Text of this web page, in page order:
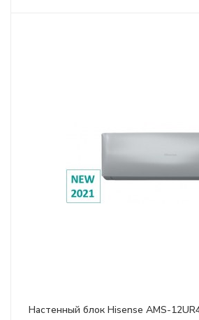
Настенный блок Hisense AMS-